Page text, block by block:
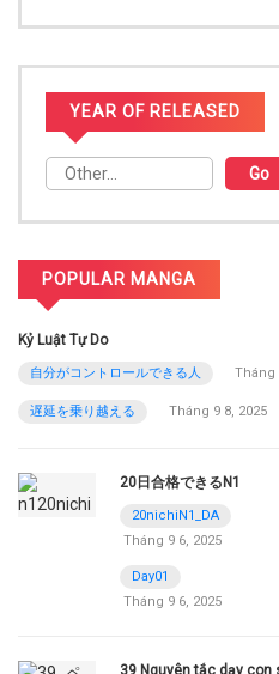
YEAR OF RELEASED
POPULAR MANGA
Kỷ Luật Tự Do
自分がコントロールできる人 Tháng
遅延を乗り越える Tháng 9 8, 2025
20日合格できるN1
20nichiN1_DA
Tháng 9 6, 2025
Day01
Tháng 9 6, 2025
39 Nguyên tắc dạy con